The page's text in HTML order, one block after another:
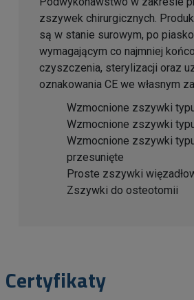
zszywek chirurgicznych.
są w stanie surowym, po
wymagającym co najmniej
czyszczenia, sterylizacji oraz
oznakowania CE we własnym
Wzmocnione zszywki
Wzmocnione zszywki
Wzmocnione zszywki
przesunięte
Proste zszywki
Zszywki do osteotomii
Certyfikaty